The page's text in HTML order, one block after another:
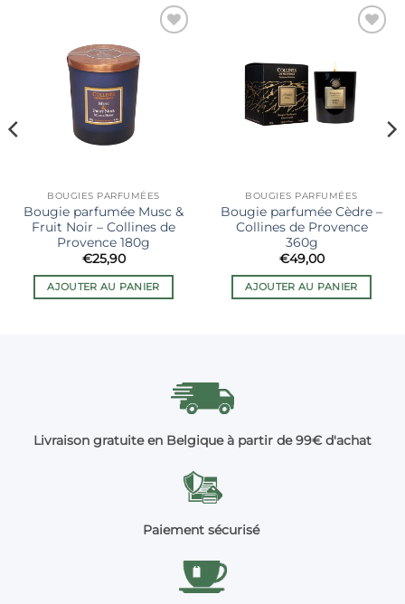
BOUGIES PARFUMÉES
Bougie parfumée Musc &
Fruit Noir – Collines de
Provence 180g
€25,90
AJOUTER AU PANIER
de
souhaits
BOUGIES PARFUMÉES
Bougie parfumée Cèdre –
Collines de Provence
360g
€49,00
AJOUTER AU PANIER
Livraison gratuite en Belgique à partir de 99€ d'achat
Paiement sécurisé